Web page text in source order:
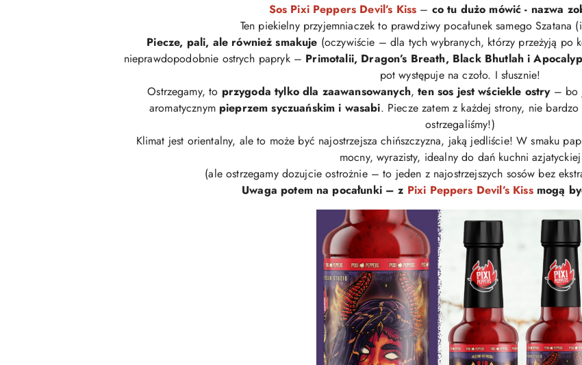
Sos Pixi Peppers Devil’s Kiss – co tu dużo mówić - nazwa
Ten piekielny przyjemniaczek to prawdziwy pocałunek samego Szatana
Piecze, pali, ale również smakuje (oczywiście – dla tych wybranych, którzy przeżyją po
nieprawdopodobnie ostrych papryk – Primotalii, Dragon’s Breath, Black Bhutlah i
pot występuje na czoło. I słusznie!
Ostrzegamy, to przygoda tylko dla zaawansowanych,ten sos jest wściekle ostry– bo
aromatycznym pieprzem syczuańskim i wasabi. Piecze zatem z każdej strony, nie
ostrzegaliśmy!)
Klimat jest orientalny, ale to może być najostrzejsza chińszczyzna, jaką jedliście!W smaku
mocny, wyrazisty, idealny do dań kuchni azjatyckiej
(ale ostrzegamy dozujcie ostrożnie – to jeden z najostrzejszych sosów bez
Uwaga potem na pocałunki – z Pixi Peppers Devil’s Kissmogą